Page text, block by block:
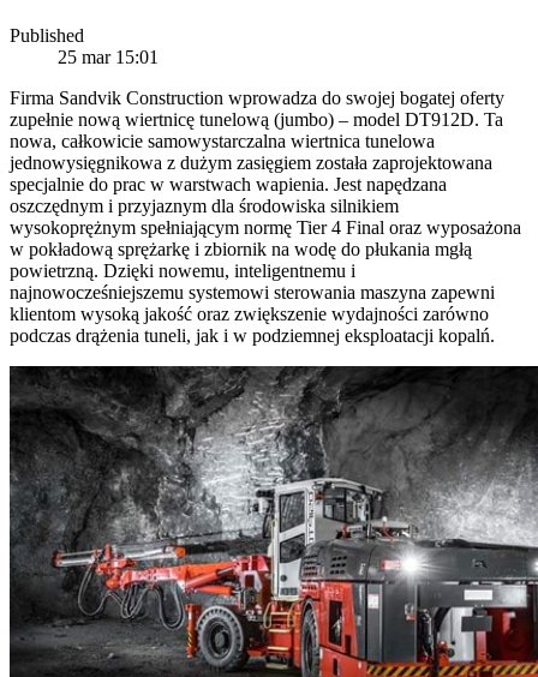
Published
25 mar 15:01
Firma Sandvik Construction wprowadza do swojej bogatej oferty
zupełnie nową wiertnicę tunelową (jumbo) – model DT912D. Ta
nowa, całkowicie samowystarczalna wiertnica tunelowa
jednowysięgnikowa z dużym zasięgiem została zaprojektowana
specjalnie do prac w warstwach wapienia. Jest napędzana
oszczędnym i przyjaznym dla środowiska silnikiem
wysokoprężnym spełniającym normę Tier 4 Final oraz wyposażona
w pokładową sprężarkę i zbiornik na wodę do płukania mgłą
powietrzną. Dzięki nowemu, inteligentnemu i
najnowocześniejszemu systemowi sterowania maszyna zapewni
klientom wysoką jakość oraz zwiększenie wydajności zarówno
podczas drążenia tuneli, jak i w podziemnej eksploatacji kopalń.